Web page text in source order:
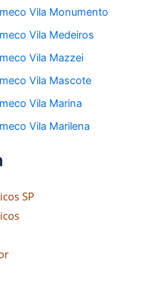
Vila Monumento
Vila Medeiros
Vila Mazzei
Vila Mascote
Vila Marina
Vila Marilena
SP